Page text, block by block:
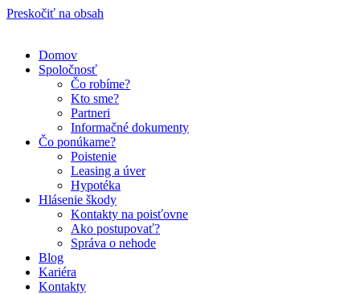
Preskočiť na obsah
Domov
Spoločnosť
Čo robíme?
Kto sme?
Partneri
Informačné dokumenty
Čo ponúkame?
Poistenie
Leasing a úver
Hypotéka
Hlásenie škody
Kontakty na poisťovne
Ako postupovať?
Správa o nehode
Blog
Kariéra
Kontakty